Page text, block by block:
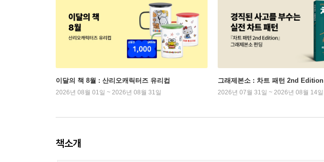
이달의 책 8월 : 산리오캐릭터즈 유리컵
2026년 08월 01일 ~ 2026년 08월 31일
그래제본소 : 차트 패턴 2nd Edition
2026년 07월 31일 ~ 2026년 08월 14일
책소개